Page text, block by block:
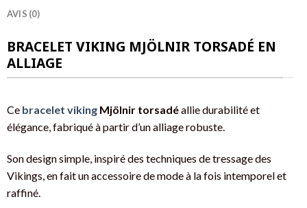
AVIS (0)
BRACELET VIKING MJÖLNIR TORSADÉ EN
ALLIAGE
Ce bracelet vikingMjölnir torsadéallie durabilité et
élégance, fabriqué à partir d’un alliage robuste.
Son design simple, inspiré des techniques de tressage des
Vikings, en fait un accessoire de mode à la fois intemporel et
raffiné.